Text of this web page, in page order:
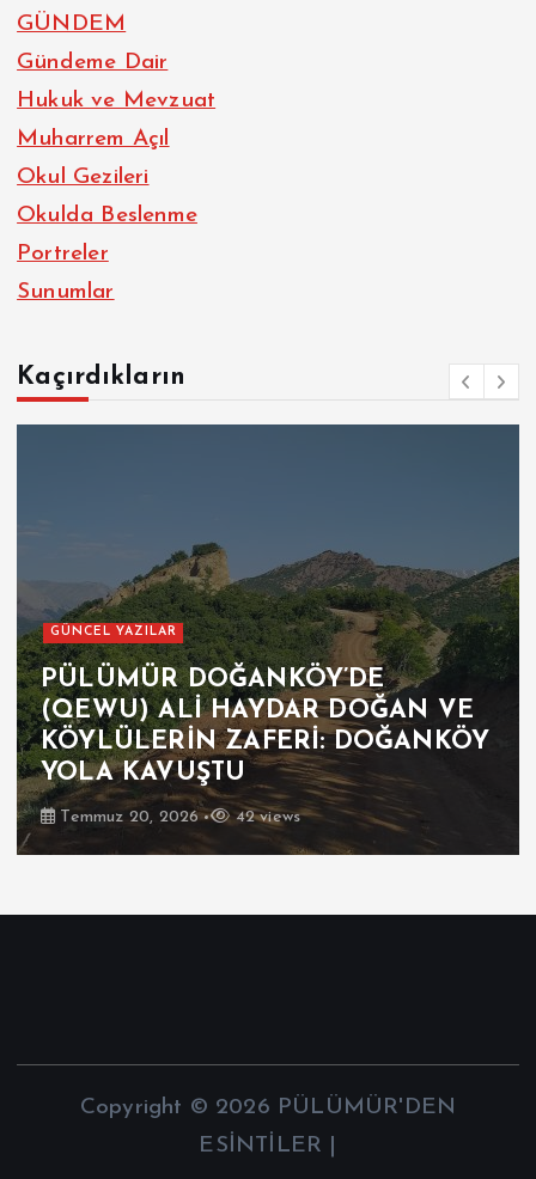
GÜNDEM
Gündeme Dair
Hukuk ve Mevzuat
Muharrem Açıl
Okul Gezileri
Okulda Beslenme
Portreler
Sunumlar
Kaçırdıkların
GÜNCEL YAZILAR
PÜLÜMÜR DOĞANKÖY’DE
(QEWU) ALİ HAYDAR DOĞAN VE
KÖYLÜLERİN ZAFERİ: DOĞANKÖY
YOLA KAVUŞTU
Temmuz 20, 2026 42 views
Copyright © 2026 PÜLÜMÜR'DEN
ESİNTİLER |